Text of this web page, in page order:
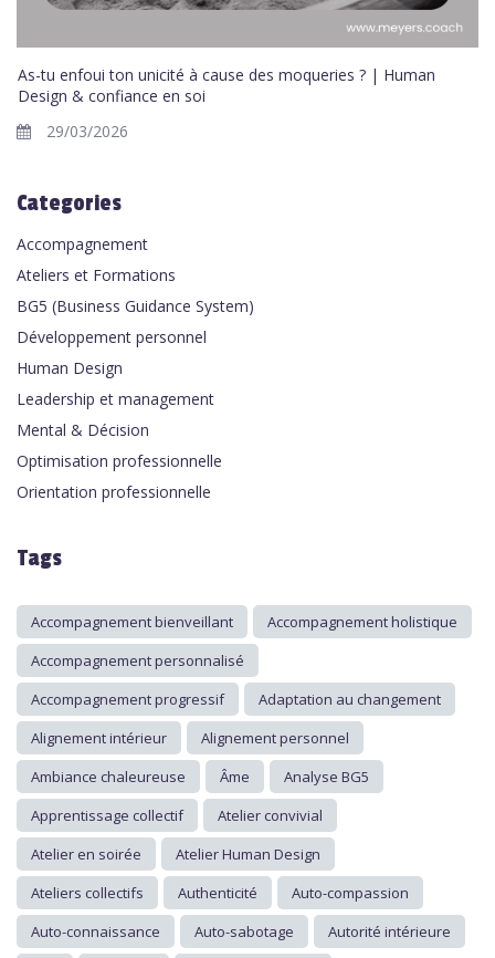
As-tu enfoui ton unicité à cause des moqueries ? | Human
Design & confiance en soi
29/03/2026
Categories
Accompagnement
Ateliers et Formations
BG5 (Business Guidance System)
Développement personnel
Human Design
Leadership et management
Mental & Décision
Optimisation professionnelle
Orientation professionnelle
Tags
Accompagnement bienveillant
Accompagnement holistique
Accompagnement personnalisé
Accompagnement progressif
Adaptation au changement
Alignement intérieur
Alignement personnel
Ambiance chaleureuse
Âme
Analyse BG5
Apprentissage collectif
Atelier convivial
Atelier en soirée
Atelier Human Design
Ateliers collectifs
Authenticité
Auto-compassion
Auto-connaissance
Auto-sabotage
Autorité intérieure